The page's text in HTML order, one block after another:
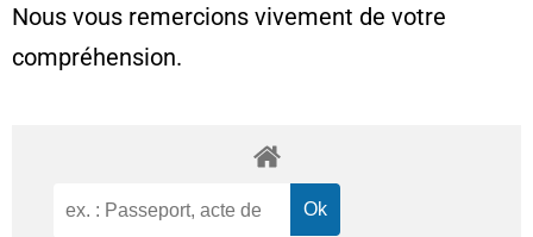
Nous vous remercions vivement de votre
compréhension.